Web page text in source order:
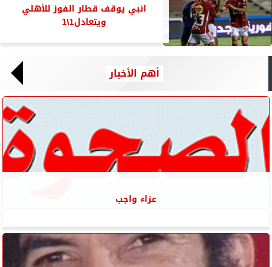
انبي يوقف قطار الفوز للأهلي
ويتعادل1\1
أهم الأخبار
عزاء واجب